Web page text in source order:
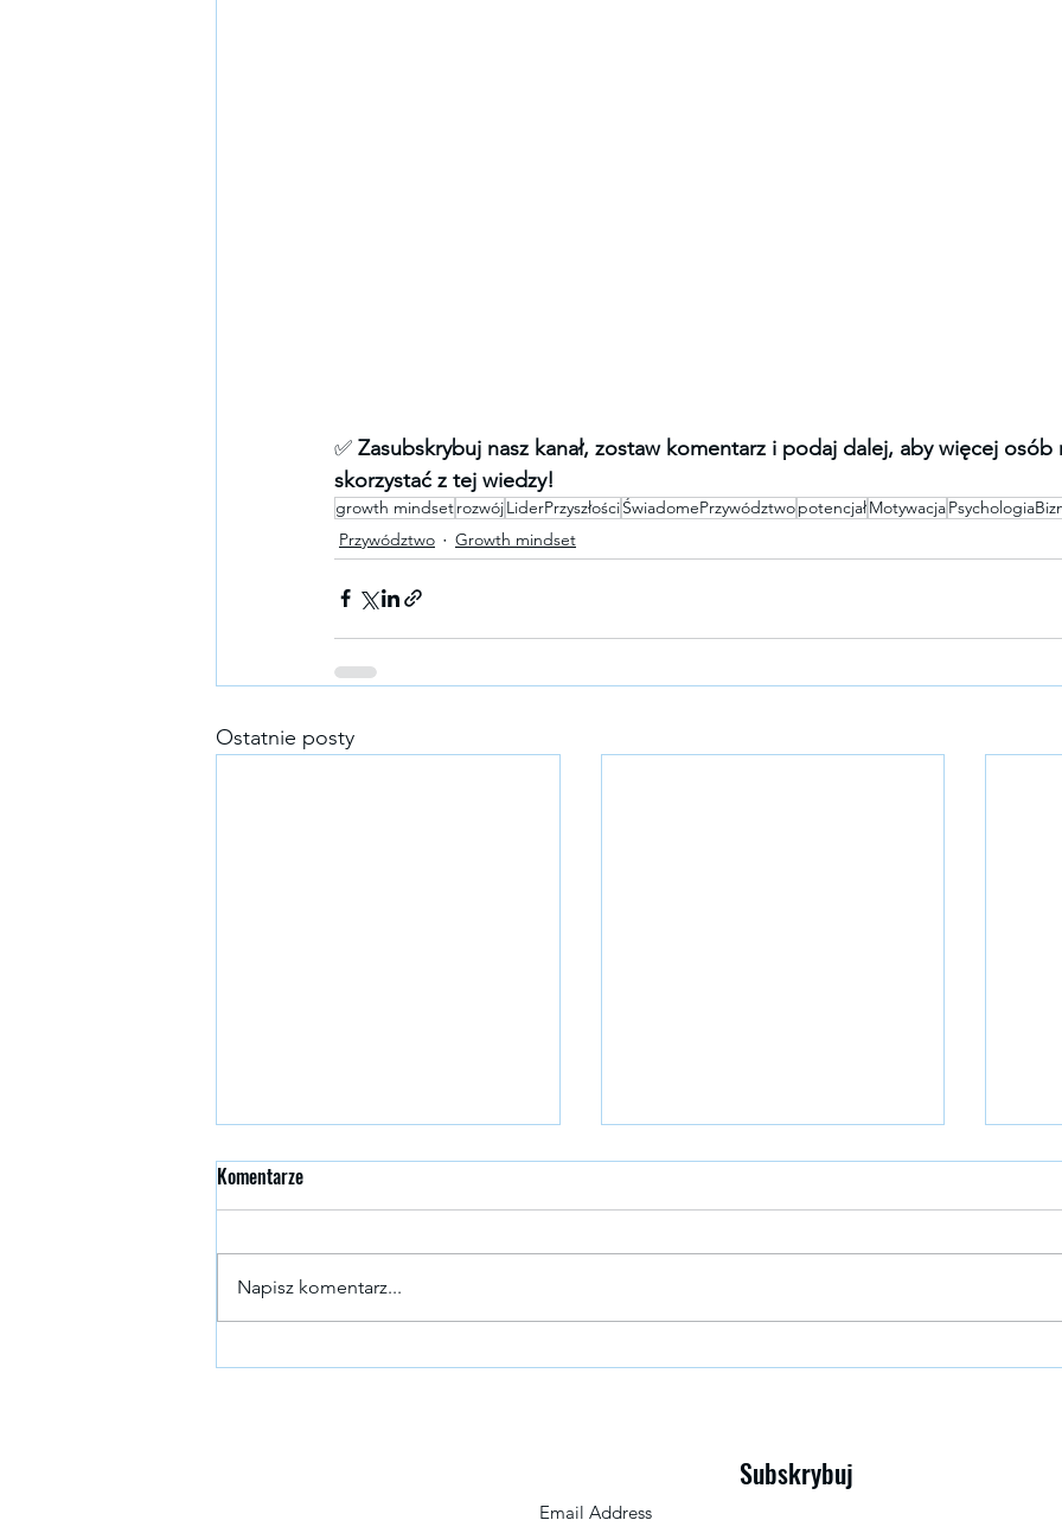
✅ Zasubskrybuj nasz kanał, zostaw komentarz i podaj dalej, aby więcej osób
skorzystać z tej wiedzy!
growth mindsetrozwójLiderPrzyszłościŚwiadomePrzywództwopotencjałMotywacja
Przywództwo
Growth mindset
Ostatnie posty
Narzędziownik Lidera, Wypalenie
Bezpieczeństwo psychologiczne:
Komentarze
Napisz komentarz...
Subskrybuj